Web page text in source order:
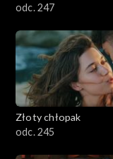
odc. 247
Złoty chłopak
odc. 245